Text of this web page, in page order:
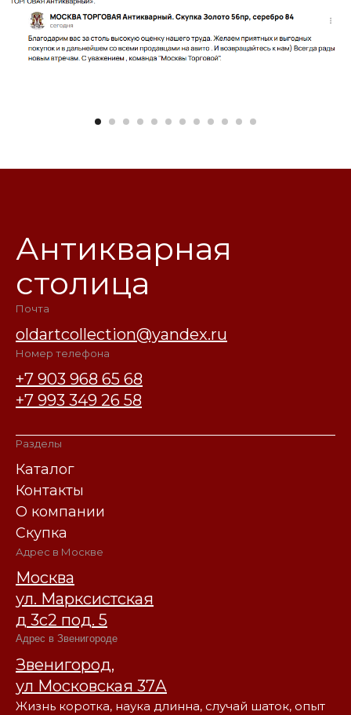
Антикварная
столица
Почта
oldartcollection@yandex.ru
Номер телефона
+7 903 968 65 68
+7 993 349 26 58
Разделы
Каталог
Контакты
О компании
Скупка
Адрес в Москве
Москва
ул. Марксистская
д 3с2 под. 5
Адрес в Звенигороде
Звенигород,
ул Московская 37А
Жизнь коротка, наука длинна, случай шаток, опыт